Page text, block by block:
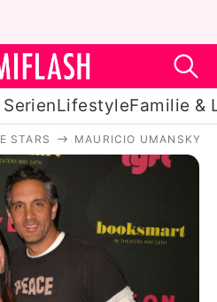
LifestyleFamilie &
Stars
& Serien
STARS MAURICIO UMANSKY